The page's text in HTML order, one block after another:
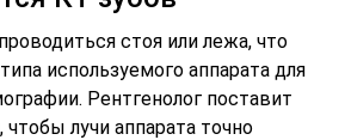
стоя или лежа, что
используемого аппарата для
Рентгенолог поставит
лучи аппарата точно